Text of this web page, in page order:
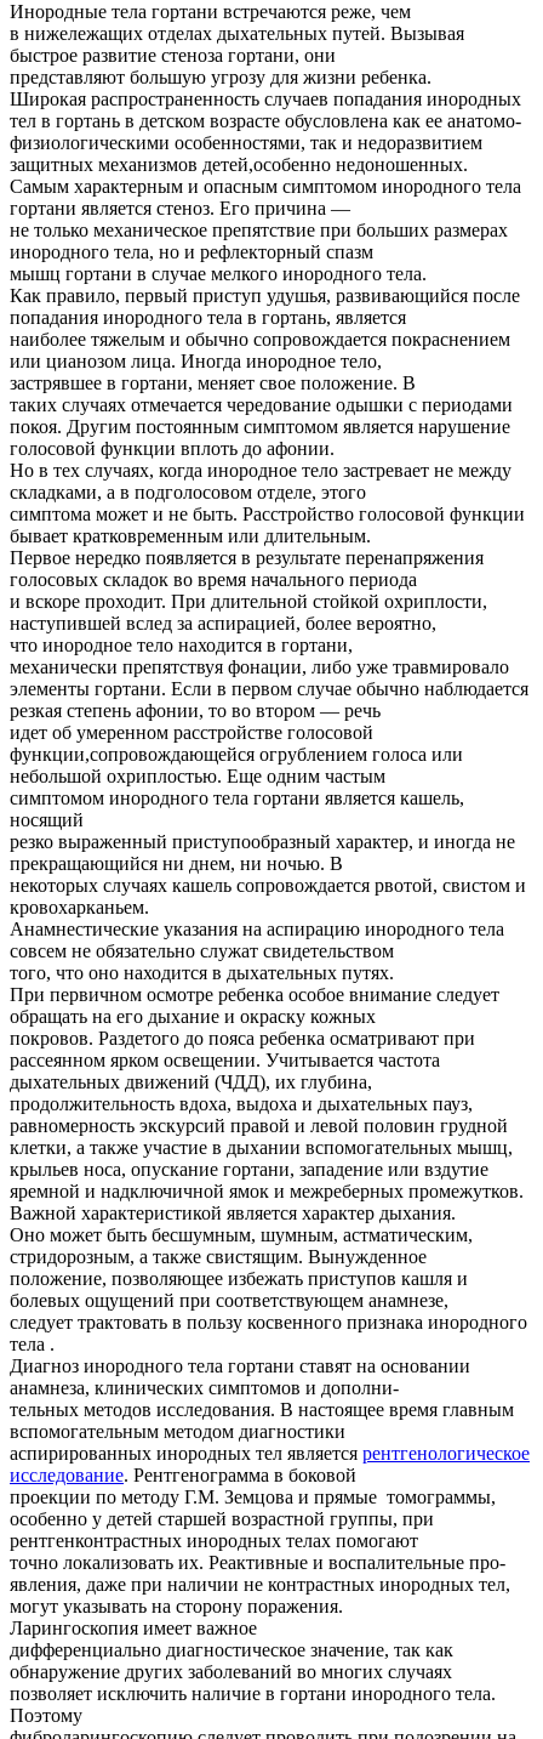
Инородные тела гортани встречаются реже, чем
в нижележащих отделах дыхательных путей. Вызывая
быстрое развитие стеноза гортани, они
представляют большую угрозу для жизни ребенка.
Широкая распространенность случаев попадания инородных
тел в гортань в детском возрасте обусловлена как ее анатомо-
физиологическими особенностями, так и недоразвитием
защитных механизмов детей,особенно недоношенных.
Самым характерным и опасным симптомом инородного тела
гортани является стеноз. Его причина —
не только механическое препятствие при больших размерах
инородного тела, но и рефлекторный спазм
мышц гортани в случае мелкого инородного тела.
Как правило, первый приступ удушья, развивающийся после
попадания инородного тела в гортань, является
наиболее тяжелым и обычно сопровождается покраснением
или цианозом лица. Иногда инородное тело,
застрявшее в гортани, меняет свое положение. В
таких случаях отмечается чередование одышки с периодами
покоя. Другим постоянным симптомом является нарушение
голосовой функции вплоть до афонии.
Но в тех случаях, когда инородное тело застревает не между
складками, а в подголосовом отделе, этого
симптома может и не быть. Расстройство голосовой функции
бывает кратковременным или длительным.
Первое нередко появляется в результате перенапряжения
голосовых складок во время начального периода
и вскоре проходит. При длительной стойкой охриплости,
наступившей вслед за аспирацией, более вероятно,
что инородное тело находится в гортани,
механически препятствуя фонации, либо уже травмировало
элементы гортани. Если в первом случае обычно наблюдается
резкая степень афонии, то во втором — речь
идет об умеренном расстройстве голосовой
функции,сопровождающейся огрублением голоса или
небольшой охриплостью. Еще одним частым
симптомом инородного тела гортани является кашель,
носящий
резко выраженный приступообразный характер, и иногда не
прекращающийся ни днем, ни ночью. В
некоторых случаях кашель сопровождается рвотой, свистом и
кровохарканьем.
Анамнестические указания на аспирацию инородного тела
совсем не обязательно служат свидетельством
того, что оно находится в дыхательных путях.
При первичном осмотре ребенка особое внимание следует
обращать на его дыхание и окраску кожных
покровов. Раздетого до пояса ребенка осматривают при
рассеянном ярком освещении. Учитывается частота
дыхательных движений (ЧДД), их глубина,
продолжительность вдоха, выдоха и дыхательных пауз,
равномерность экскурсий правой и левой половин грудной
клетки, а также участие в дыхании вспомогательных мышц,
крыльев носа, опускание гортани, западение или вздутие
яремной и надключичной ямок и межреберных промежутков.
Важной характеристикой является характер дыхания.
Оно может быть бесшумным, шумным, астматическим,
стридорозным, а также свистящим. Вынужденное
положение, позволяющее избежать приступов кашля и
болевых ощущений при соответствующем анамнезе,
следует трактовать в пользу косвенного признака инородного
тела .
Диагноз инородного тела гортани ставят на основании
анамнеза, клинических симптомов и дополни-
тельных методов исследования. В настоящее время главным
вспомогательным методом диагностики
аспирированных инородных тел является рентгенологическое
исследование. Рентгенограмма в боковой
проекции по методу Г.М. Земцова и прямые томограммы,
особенно у детей старшей возрастной группы, при
рентгенконтрастных инородных телах помогают
точно локализовать их. Реактивные и воспалительные про-
явления, даже при наличии не контрастных инородных тел,
могут указывать на сторону поражения.
Ларингоскопия имеет важное
дифференциально диагностическое значение, так как
обнаружение других заболеваний во многих случаях
позволяет исключить наличие в гортани инородного тела.
Поэтому